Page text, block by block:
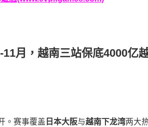
月，越南三站保底4000亿
。赛事覆盖 日本大阪与越南下龙湾两大